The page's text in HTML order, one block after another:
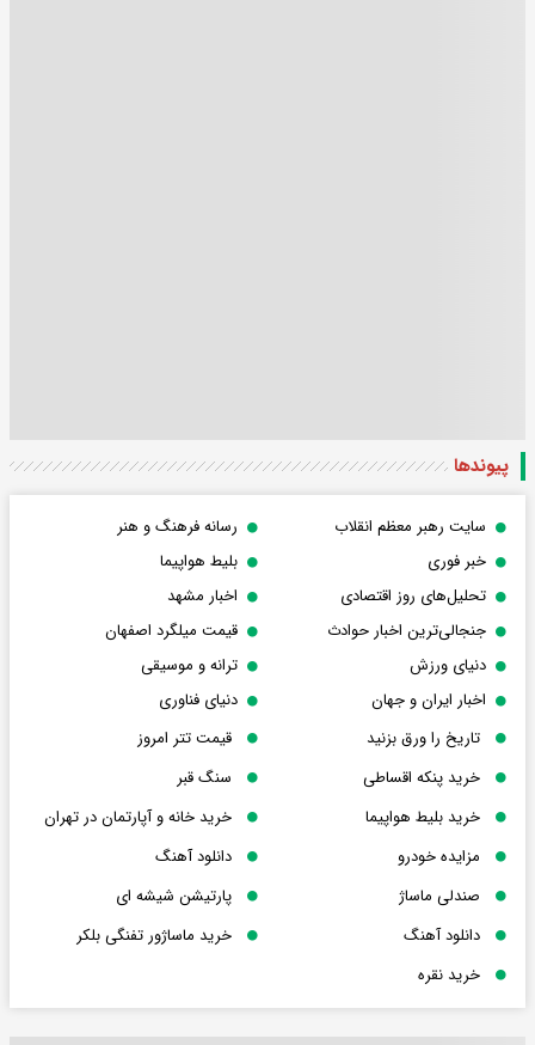
پیوندها
سایت رهبر معظم انقلاب
رسانه فرهنگ و هنر
خبر فوری
بلیط هواپیما
تحلیل‌های روز اقتصادی
اخبار مشهد
جنجالی‌ترین اخبار حوادث
قیمت میلگرد اصفهان
دنیای ورزش
ترانه و موسیقی
اخبار ایران و جهان
دنیای فناوری
تاریخ را ورق بزنید
قیمت تتر امروز
خرید پنکه اقساطی
سنگ قبر
خرید بلیط هواپیما
خرید خانه و آپارتمان در تهران
مزایده خودرو
دانلود آهنگ
صندلی ماساژ
پارتیشن شیشه ای
دانلود آهنگ
خرید ماساژور تفنگی بلکر
خرید نقره